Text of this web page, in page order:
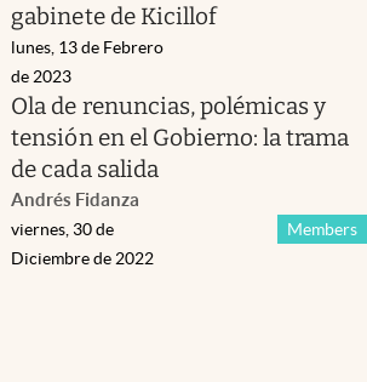
gabinete de Kicillof
lunes, 13 de Febrero
de 2023
Ola de renuncias, polémicas y
tensión en el Gobierno: la trama
de cada salida
Andrés Fidanza
Members
viernes, 30 de
Diciembre de 2022